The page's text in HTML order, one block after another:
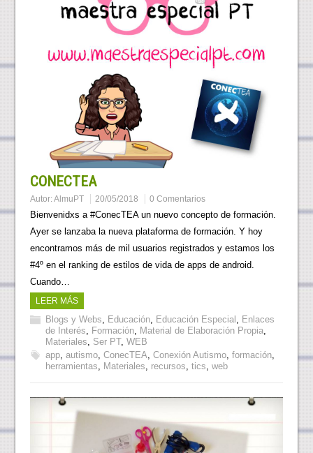
CONECTEA
Autor:AlmuPT 20/05/2018 0 Comentarios
Bienvenidxs a #ConecTEA un nuevo concepto de formación.
Ayer se lanzaba la nueva plataforma de formación. Y hoy
encontramos más de mil usuarios registrados y estamos los
#4º en el ranking de estilos de vida de apps de android.
Cuando…
LEER MÁS
Blogs y Webs, Educación, Educación Especial , Enlaces
de Interés, Formación, Material de Elaboración Propia,
Materiales, Ser PT, WEB
app, autismo, ConecTEA, Conexión Autismo, formación,
herramientas, Materiales, recursos, tics, web